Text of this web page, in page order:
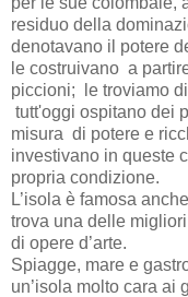
residuo della
denotavano il potere
le costruivano a
piccioni; le troviamo
tutt'oggi ospitano dei
misura di potere e
investivano in queste
propria condizione.
L’isola è famosa
trova una delle
di opere d’arte.
Spiagge, mare e
un’isola molto cara ai